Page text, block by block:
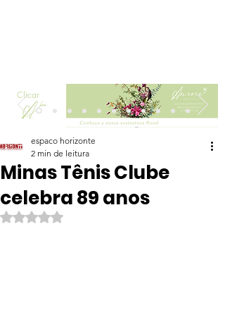
Clicar
Minas Tênis Clube
celebra 89 anos
espaco horizonte
2 min de leitura
Avaliado com NaN de 5 estrelas.